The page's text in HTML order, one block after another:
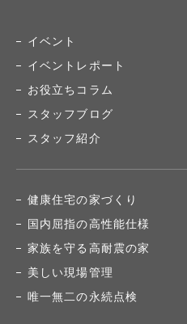
イベント
イベントレポート
お役立ちコラム
スタッフブログ
スタッフ紹介
健康住宅の家づくり
国内屈指の高性能仕様
家族を守る高耐震の家
美しい現場管理
唯一無二の永続点検